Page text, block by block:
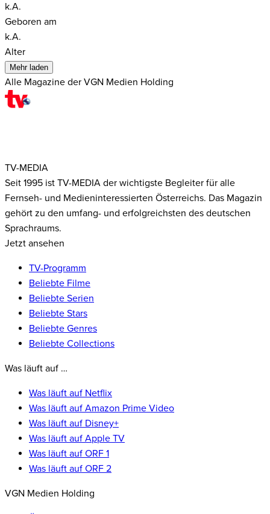
k.A.
Geboren am
k.A.
Alter
Mehr laden
Alle Magazine der VGN Medien Holding
TV-MEDIA
Seit 1995 ist TV-MEDIA der wichtigste Begleiter für alle
Fernseh- und Medieninteressierten Österreichs. Das Magazin
gehört zu den umfang- und erfolgreichsten des deutschen
Sprachraums.
Jetzt ansehen
TV-Programm
Beliebte Filme
Beliebte Serien
Beliebte Stars
Beliebte Genres
Beliebte Collections
Was läuft auf …
Was läuft auf Netflix
Was läuft auf Amazon Prime Video
Was läuft auf Disney+
Was läuft auf Apple TV
Was läuft auf ORF 1
Was läuft auf ORF 2
VGN Medien Holding